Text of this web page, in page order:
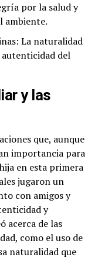
por la salud y
ambiente.
La naturalidad
del
y las
que, aunque
importancia para
en esta primera
jugaron un
con amigos y
y
acerca de las
como el uso de
naturalidad que